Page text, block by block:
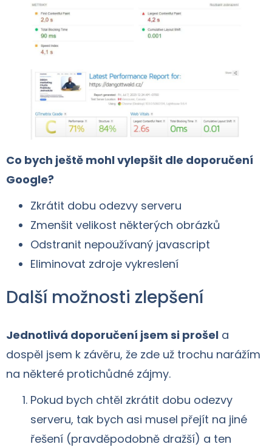
Co bych ještě mohl vylepšit dle doporučení
Google?
Zkrátit dobu odezvy serveru
Zmenšit velikost některých obrázků
Odstranit nepoužívaný javascript
Eliminovat zdroje vykreslení
Další možnosti zlepšení
Jednotlivá doporučení jsem si prošel a
dospěl jsem k závěru, že zde už trochu narážím
na některé protichůdné zájmy.
Pokud bych chtěl zkrátit dobu odezvy
serveru, tak bych asi musel přejít na jiné
řešení (pravděpodobně dražší) a ten